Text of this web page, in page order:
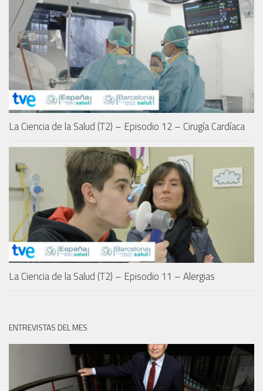
La Ciencia de la Salud (T2) – Episodio 12 – Cirugía Cardíaca
La Ciencia de la Salud (T2) – Episodio 11 – Alergias
ENTREVISTAS DEL MES